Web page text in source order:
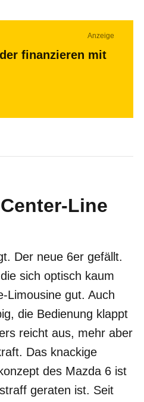
Anzeige
finanzieren mit
Line
Der neue 6er gefällt.
sich optisch kaum
Limousine gut. Auch
die Bedienung klappt
reicht aus, mehr aber
Das knackige
des Mazda 6 ist
geraten ist. Seit